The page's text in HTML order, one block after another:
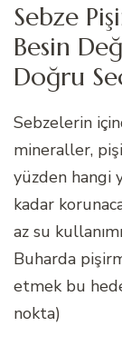
Sebze
Besin
Doğru
Sebzelerin
mineraller,
yüzden hangi
kadar
az su
Buharda
etmek bu
nokta)